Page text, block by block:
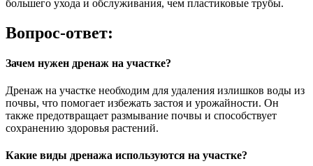
большего ухода и обслуживания, чем пластиковые трубы.
Вопрос-ответ:
Зачем нужен дренаж на участке?
Дренаж на участке необходим для удаления излишков воды из
почвы, что помогает избежать застоя и урожайности. Он
также предотвращает размывание почвы и способствует
сохранению здоровья растений.
Какие виды дренажа используются на участке?